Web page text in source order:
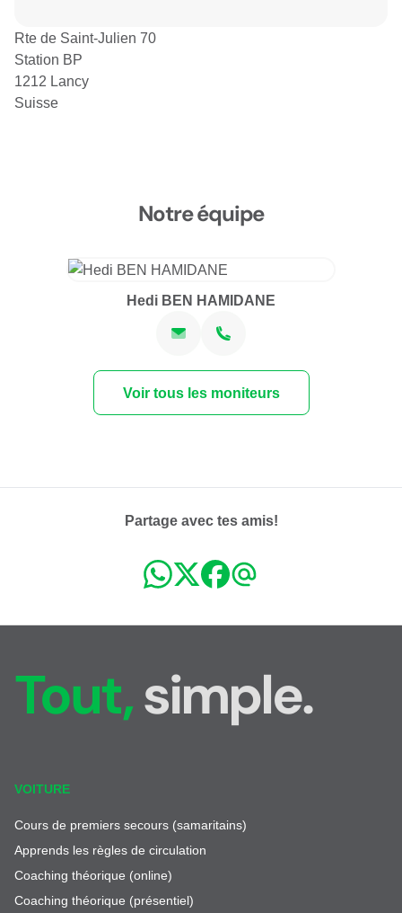
Rte de Saint-Julien 70
Station BP
1212 Lancy
Suisse
Notre équipe
Hedi BEN HAMIDANE
Voir tous les moniteurs
Partage avec tes amis!
Tout,simple.
VOITURE
Cours de premiers secours (samaritains)
Apprends les règles de circulation
Coaching théorique (online)
Coaching théorique (présentiel)